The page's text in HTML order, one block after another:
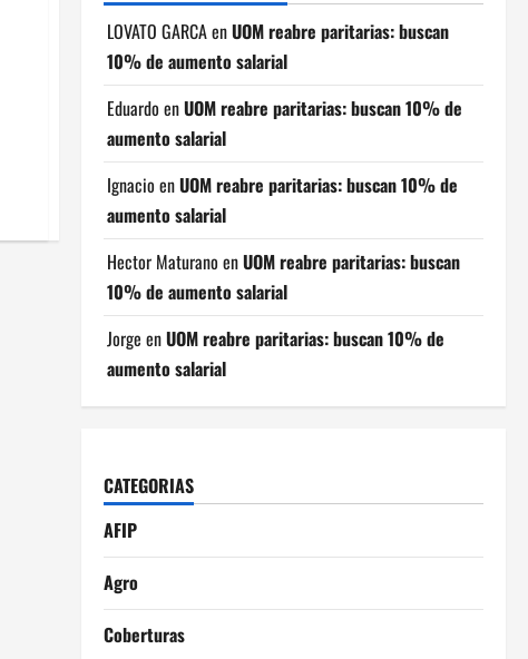
LOVATO GARCAenUOM reabre paritarias: buscan
10% de aumento salarial
Eduardo enUOM reabre paritarias: buscan 10% de
aumento salarial
Ignacio enUOM reabre paritarias: buscan 10% de
aumento salarial
Hector Maturano enUOM reabre paritarias: buscan
10% de aumento salarial
Jorge enUOM reabre paritarias: buscan 10% de
aumento salarial
CATEGORIAS
AFIP
Agro
Coberturas